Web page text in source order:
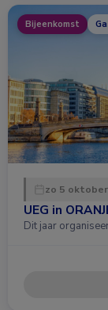
Bijeenkomst
zo 5
UEG in
Dit jaar